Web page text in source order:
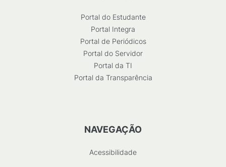
Portal do Estudante
Portal Integra
Portal de Periódicos
Portal do Servidor
Portal da TI
Portal da Transparência
NAVEGAÇÃO
Acessibilidade